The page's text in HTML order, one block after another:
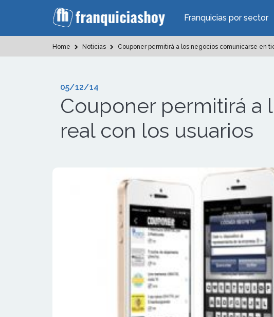
Franquicias por sector
Home Noticias Couponer permitirá a los negocios comunicarse en
05/12/14
Couponer permitirá a
real con los usuarios